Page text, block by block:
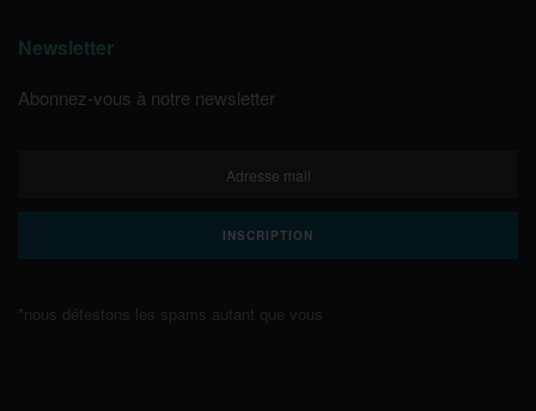
Newsletter
Abonnez-vous à notre newsletter
*nous détestons les spams autant que vous